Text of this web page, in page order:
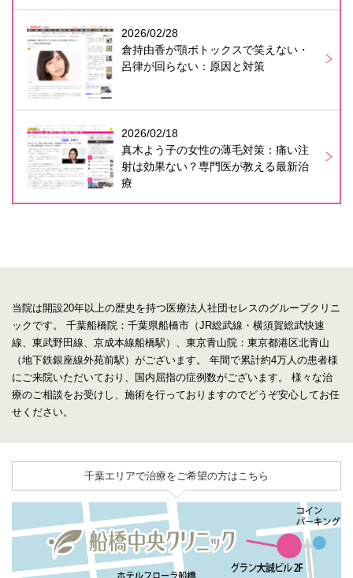
2026/02/28
倉持由香が顎ボトックスで笑えない・
呂律が回らない：原因と対策
2026/02/18
真木よう子の女性の薄毛対策：痛い注
射は効果ない？専門医が教える最新治
療
当院は開設20年以上の歴史を持つ医療法人社団セレスのグループクリニ
ックです。
千葉船橋院：千葉県船橋市（JR総武線・横須賀総武快速
線、東武野田線、京成本線船橋駅）、東京青山院：東京都港区北青山
（地下鉄銀座線外苑前駅）がございます。
年間で累計約4万人の患者様
にご来院いただいており、国内屈指の症例数がございます。
様々な治
療のご相談をお受けし、施術を行っておりますのでどうぞ安心してお任
せください。
千葉エリアで治療をご希望の方はこちら